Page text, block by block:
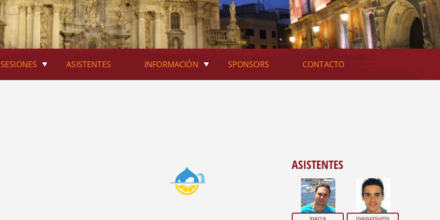
U
E
D
A
SESIONES ASISTENTES INFORMACIÓN SPONSORS CONTACTO
ASISTENTES
jparra joaquiniumv